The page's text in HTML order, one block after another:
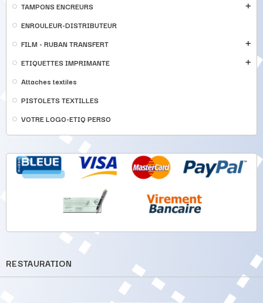
TAMPONS ENCREURS
add
ENROULEUR-DISTRIBUTEUR
FILM - RUBAN TRANSFERT
add
ETIQUETTES IMPRIMANTE add
Attaches textiles
PISTOLETS TEXTILLES
VOTRE LOGO-ETIQ PERSO
RESTAURATION